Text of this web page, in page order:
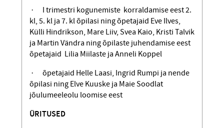
· I trimestri kogunemiste korral­damise eest 2.
kl, 5. kl ja 7. kl õpilasi ning õpetajaid Eve Ilves,
Külli Hindrikson, Mare Liiv, Svea Kaio, Kristi Talvik
ja Martin Vändra ning õpilaste juhendamise eest
õpetajaid Lilia Miilaste ja Anneli Koppel
· õpetajaid Helle Laasi, Ingrid Rumpi ja nende
õpilasi ning Elve Kuuske ja Maie Soodlat
jõulumeeleolu loomise eest
ÜRITUSED